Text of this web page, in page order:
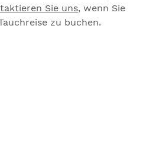
Sie uns, wenn Sie
zu buchen.